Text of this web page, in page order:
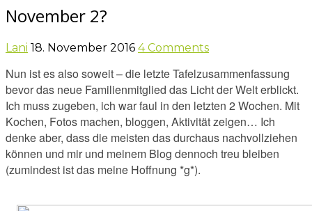
November 2?
Lani 18. November 2016 4 Comments
Nun ist es also soweit – die letzte Tafelzusammenfassung
bevor das neue Familienmitglied das Licht der Welt erblickt.
Ich muss zugeben, ich war faul in den letzten 2 Wochen. Mit
Kochen, Fotos machen, bloggen, Aktivität zeigen… Ich
denke aber, dass die meisten das durchaus nachvollziehen
können und mir und meinem Blog dennoch treu bleiben
(zumindest ist das meine Hoffnung *g*).